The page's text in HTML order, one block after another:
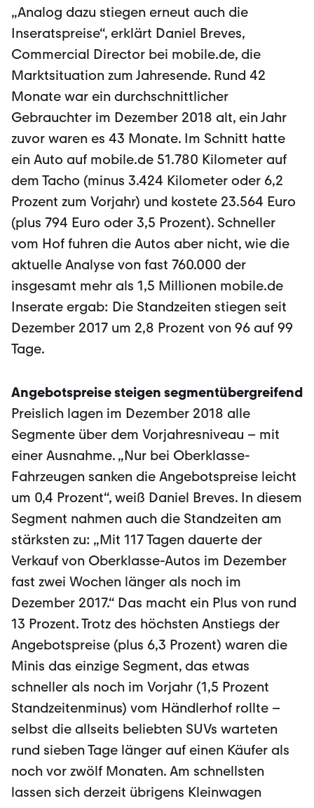
„Analog dazu stiegen erneut auch die
Inseratspreise“, erklärt Daniel Breves,
Commercial Director bei mobile.de, die
Marktsituation zum Jahresende. Rund 42
Monate war ein durchschnittlicher
Gebrauchter im Dezember 2018 alt, ein Jahr
zuvor waren es 43 Monate. Im Schnitt hatte
ein Auto auf mobile.de 51.780 Kilometer auf
dem Tacho (minus 3.424 Kilometer oder 6,2
Prozent zum Vorjahr) und kostete 23.564 Euro
(plus 794 Euro oder 3,5 Prozent). Schneller
vom Hof fuhren die Autos aber nicht, wie die
aktuelle Analyse von fast 760.000 der
insgesamt mehr als 1,5 Millionen mobile.de
Inserate ergab: Die Standzeiten stiegen seit
Dezember 2017 um 2,8 Prozent von 96 auf 99
Tage.
Angebotspreise steigen segmentübergreifend
Preislich lagen im Dezember 2018 alle
Segmente über dem Vorjahresniveau – mit
einer Ausnahme. „Nur bei Oberklasse-
Fahrzeugen sanken die Angebotspreise leicht
um 0,4 Prozent“, weiß Daniel Breves. In diesem
Segment nahmen auch die Standzeiten am
stärksten zu: „Mit 117 Tagen dauerte der
Verkauf von Oberklasse-Autos im Dezember
fast zwei Wochen länger als noch im
Dezember 2017.“ Das macht ein Plus von rund
13 Prozent. Trotz des höchsten Anstiegs der
Angebotspreise (plus 6,3 Prozent) waren die
Minis das einzige Segment, das etwas
schneller als noch im Vorjahr (1,5 Prozent
Standzeitenminus) vom Händlerhof rollte –
selbst die allseits beliebten SUVs warteten
rund sieben Tage länger auf einen Käufer als
noch vor zwölf Monaten. Am schnellsten
lassen sich derzeit übrigens Kleinwagen